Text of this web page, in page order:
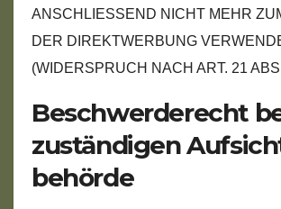
ANSCHLIESSEND NICHT MEHR
DER DIREKTWERBUNG
(WIDERSPRUCH NACH ART. 21
Beschwerde­recht
zuständigen
behörde